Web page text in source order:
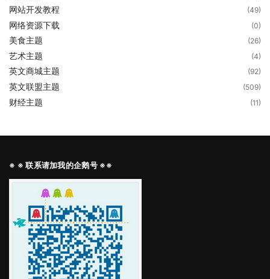
网站开发教程 (49)
网络资源下载 (0)
美食主题 (26)
艺术主题 (4)
英文商城主题 (92)
英文联盟主题 (509)
财经主题 (11)
※ ※ 联系请加我的企鹅号 ※※